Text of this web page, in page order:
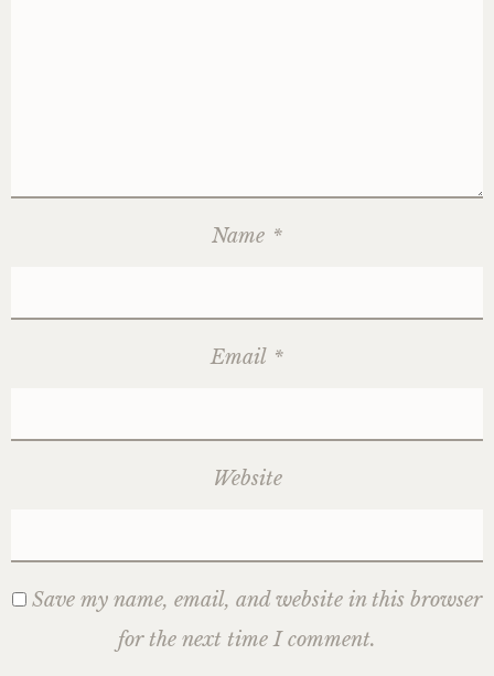
Name *
Email *
Website
Save my name, email, and website in this browser
for the next time I comment.